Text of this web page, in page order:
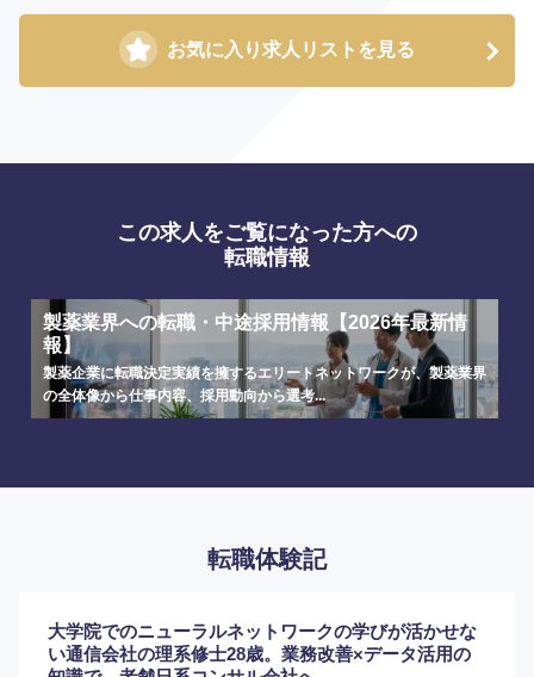
お気に入り求人リストを見る
この求人をご覧になった方への
転職情報
製薬業界への転職・中途採用情報【2026年最新情
報】
製薬企業に転職決定実績を擁するエリートネットワークが、製薬業界
の全体像から仕事内容、採用動向から選考...
転職体験記
大学院でのニューラルネットワークの学びが活かせな
い通信会社の理系修士28歳。業務改善×データ活用の